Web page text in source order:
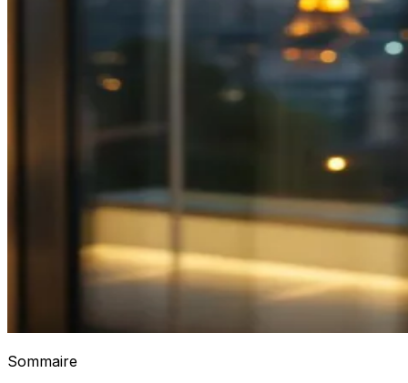
Sommaire